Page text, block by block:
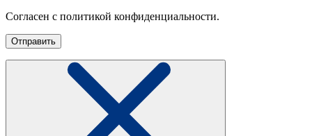
Согласен с политикой конфиденциальности.